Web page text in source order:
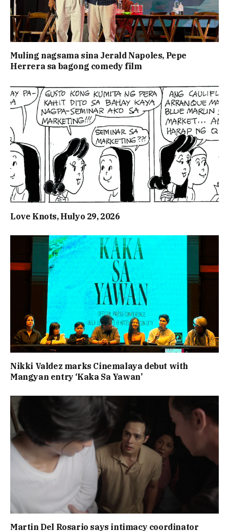
Muling nagsama sina Jerald Napoles, Pepe
Herrera sa bagong comedy film
Love Knots, Hulyo 29, 2026
Nikki Valdez marks Cinemalaya debut with
Mangyan entry ‘Kaka Sa Yawan’
Martin Del Rosario says intimacy coordinator